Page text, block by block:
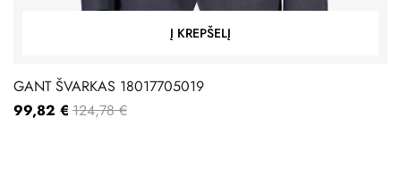
Į KREPŠELĮ
GANT ŠVARKAS 18017705019
99,82 € 124,78 €